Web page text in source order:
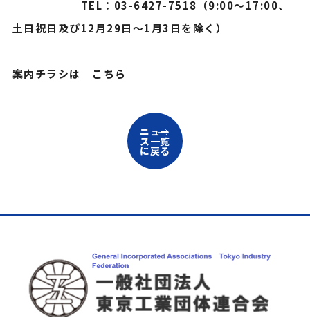
TEL：03-6427-7518（9:00〜17:00、
土日祝日及び12月29日〜1月3日を除く）
案内チラシは こちら
ニュー
ス一覧
に戻る